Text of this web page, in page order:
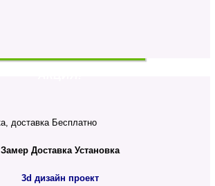
Замер Доставка Установка
3d дизайн проект